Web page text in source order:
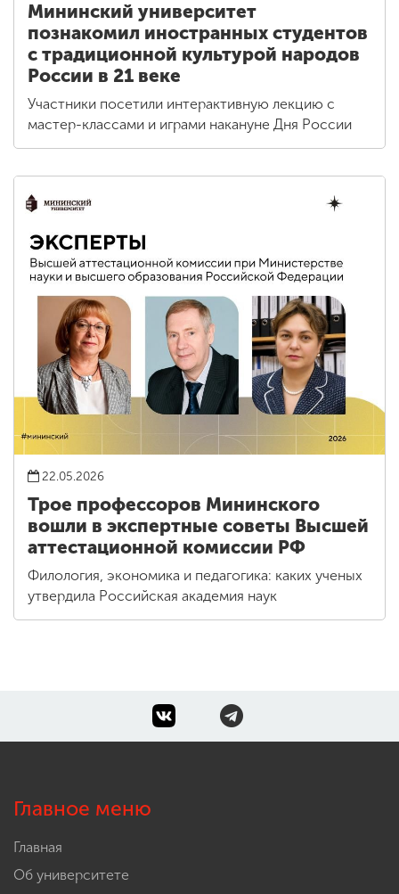
Мининский университет
познакомил иностранных студентов
с традиционной культурой народов
России в 21 веке
Участники посетили интерактивную лекцию с
мастер-классами и играми накануне Дня России
22.05.2026
Трое профессоров Мининского
вошли в экспертные советы Высшей
аттестационной комиссии РФ
Филология, экономика и педагогика: каких ученых
утвердила Российская академия наук
Главное меню
Главная
Об университете